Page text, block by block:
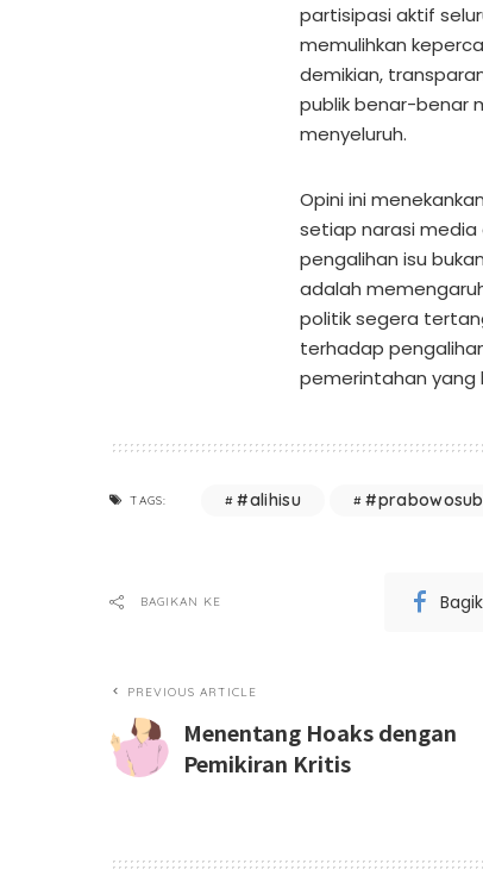
partisipasi aktif
memulihkan
demikian,
publik benar-benar
menyeluruh.
Opini ini
setiap narasi media
pengalihan isu
adalah
politik segera
terhadap
pemerintahan yang
TAGS: #alihisu
BAGIKAN KE
PREVIOUS ARTICLE
Menentang Hoaks dengan
Pemikiran Kritis